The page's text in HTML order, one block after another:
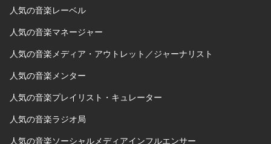
人気の音楽レーベル
人気の音楽マネージャー
人気の音楽メディア・アウトレット／ジャーナリスト
人気の音楽メンター
人気の音楽プレイリスト・キュレーター
人気の音楽ラジオ局
人気の音楽ソーシャルメディアインフルエンサー